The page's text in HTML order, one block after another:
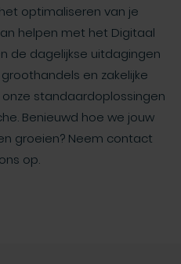
optimaliseren van je
helpen met het Digitaal
de dagelijkse uitdagingen
en zakelijke
standaardoplossingen
Benieuwd hoe we jouw
groeien? Neem contact
op.